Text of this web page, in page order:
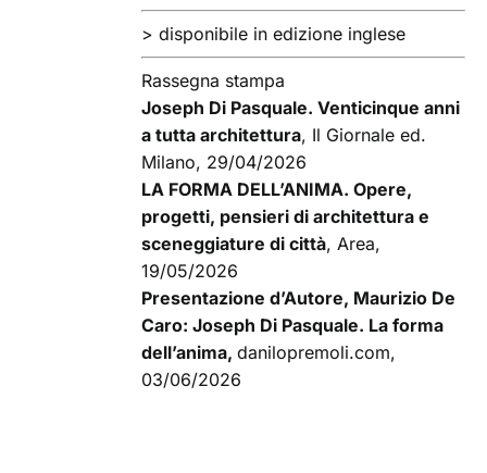
> disponibile in edizione inglese
Rassegna stampa
Joseph Di Pasquale. Venticinque anni
a tutta architettura, Il Giornale ed.
Milano, 29/04/2026
LA FORMA DELL’ANIMA. Opere,
progetti, pensieri di architettura e
sceneggiature di città, Area,
19/05/2026
Presentazione d’Autore, Maurizio De
Caro: Joseph Di Pasquale. La forma
dell’anima,danilopremoli.com,
03/06/2026